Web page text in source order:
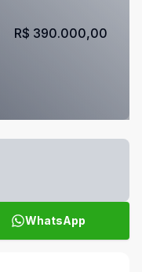
R$ 390.000,00
WhatsApp